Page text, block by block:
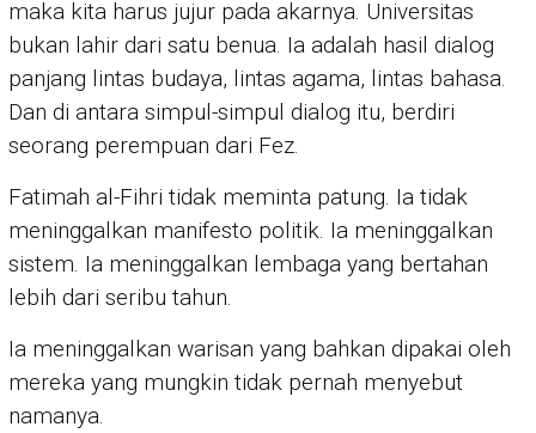
maka kita harus jujur pada akarnya. Universitas
bukan lahir dari satu benua. Ia adalah hasil dialog
panjang lintas budaya, lintas agama, lintas bahasa.
Dan di antara simpul-simpul dialog itu, berdiri
seorang perempuan dari Fez.
Fatimah al-Fihri tidak meminta patung. Ia tidak
meninggalkan manifesto politik. Ia meninggalkan
sistem. Ia meninggalkan lembaga yang bertahan
lebih dari seribu tahun.
Ia meninggalkan warisan yang bahkan dipakai oleh
mereka yang mungkin tidak pernah menyebut
namanya.